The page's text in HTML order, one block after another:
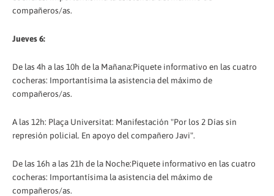
compañeros/as.
Jueves 6:
De las 4h a las 10h de la Mañana:Piquete informativo en las cuatro
cocheras: Importantísima la asistencia del máximo de
compañeros/as.
A las 12h: Plaça Universitat: Manifestación "Por los 2 Días sin
represión policial. En apoyo del compañero Javi".
De las 16h a las 21h de la Noche:Piquete informativo en las cuatro
cocheras: Importantísima la asistencia del máximo de
compañeros/as.